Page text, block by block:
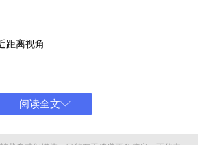
距离视角
阅读全文